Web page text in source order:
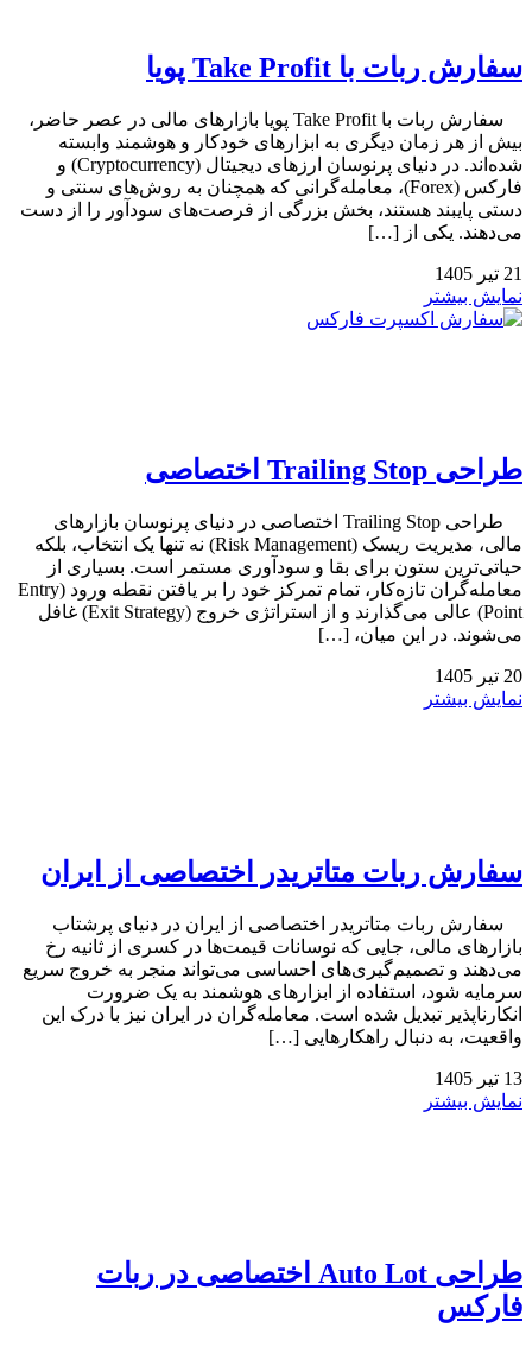
سفارش ربات با Take Profit پویا
سفارش ربات با Take Profit پویا بازارهای مالی در عصر حاضر،
بیش از هر زمان دیگری به ابزارهای خودکار و هوشمند وابسته
شده‌اند. در دنیای پرنوسان ارزهای دیجیتال (Cryptocurrency) و
فارکس (Forex)، معامله‌گرانی که همچنان به روش‌های سنتی و
دستی پایبند هستند، بخش بزرگی از فرصت‌های سودآور را از دست
می‌دهند. یکی از […]
21 تیر 1405
نمایش بیشتر
طراحی Trailing Stop اختصاصی
طراحی Trailing Stop اختصاصی در دنیای پرنوسان بازارهای
مالی، مدیریت ریسک (Risk Management) نه تنها یک انتخاب، بلکه
حیاتی‌ترین ستون برای بقا و سودآوری مستمر است. بسیاری از
معامله‌گران تازه‌کار، تمام تمرکز خود را بر یافتن نقطه ورود (Entry
Point) عالی می‌گذارند و از استراتژی خروج (Exit Strategy) غافل
می‌شوند. در این میان، […]
20 تیر 1405
نمایش بیشتر
سفارش ربات متاتریدر اختصاصی از ایران
سفارش ربات متاتریدر اختصاصی از ایران در دنیای پرشتاب
بازارهای مالی، جایی که نوسانات قیمت‌ها در کسری از ثانیه رخ
می‌دهند و تصمیم‌گیری‌های احساسی می‌تواند منجر به خروج سریع
سرمایه شود، استفاده از ابزارهای هوشمند به یک ضرورت
انکارناپذیر تبدیل شده است. معامله‌گران در ایران نیز با درک این
واقعیت، به دنبال راهکارهایی […]
13 تیر 1405
نمایش بیشتر
طراحی Auto Lot اختصاصی در ربات
فارکس